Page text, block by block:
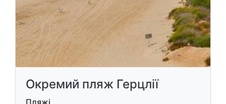
Окремий пляж Герцлії
Пляжі